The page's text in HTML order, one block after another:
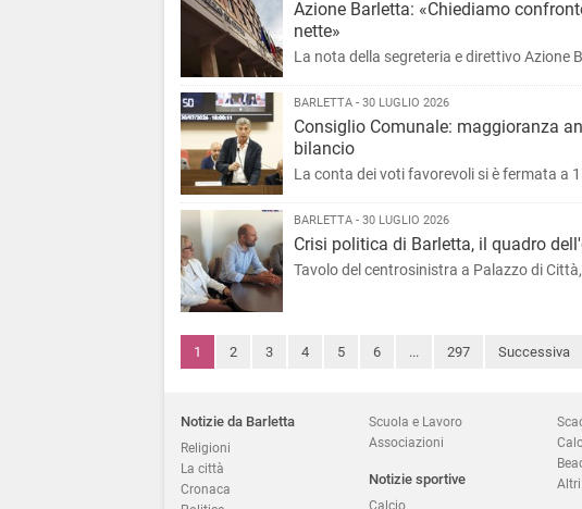
Azione Barletta: «Chiediamo
nette»
La nota della segreteria e direttivo Azione
BARLETTA - 30 LUGLIO 2026
Consiglio Comunale: maggioranza
bilancio
La conta dei voti favorevoli si è fermata a
BARLETTA - 30 LUGLIO 2026
Crisi politica di Barletta, il quadro
Tavolo del centrosinistra a Palazzo di
1 2 3 4 5 6 ... 297 Successiva
Notizie da Barletta
Religioni
La città
Cronaca
Scuola e Lavoro
Associazioni
Notizie sportive
Calcio